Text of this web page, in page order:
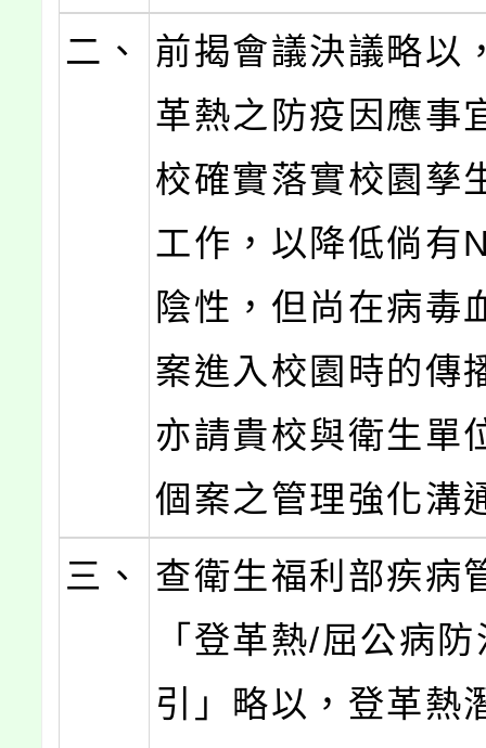
二、
前揭會議決議略以
革熱之防疫因應事
校確實落實校園孳
工作，以降低倘有
陰性，但尚在病毒
案進入校園時的傳
亦請貴校與衛生單
個案之管理強化溝
三、
查衛生福利部疾病
「登革熱/屈公病
引」略以，登革熱